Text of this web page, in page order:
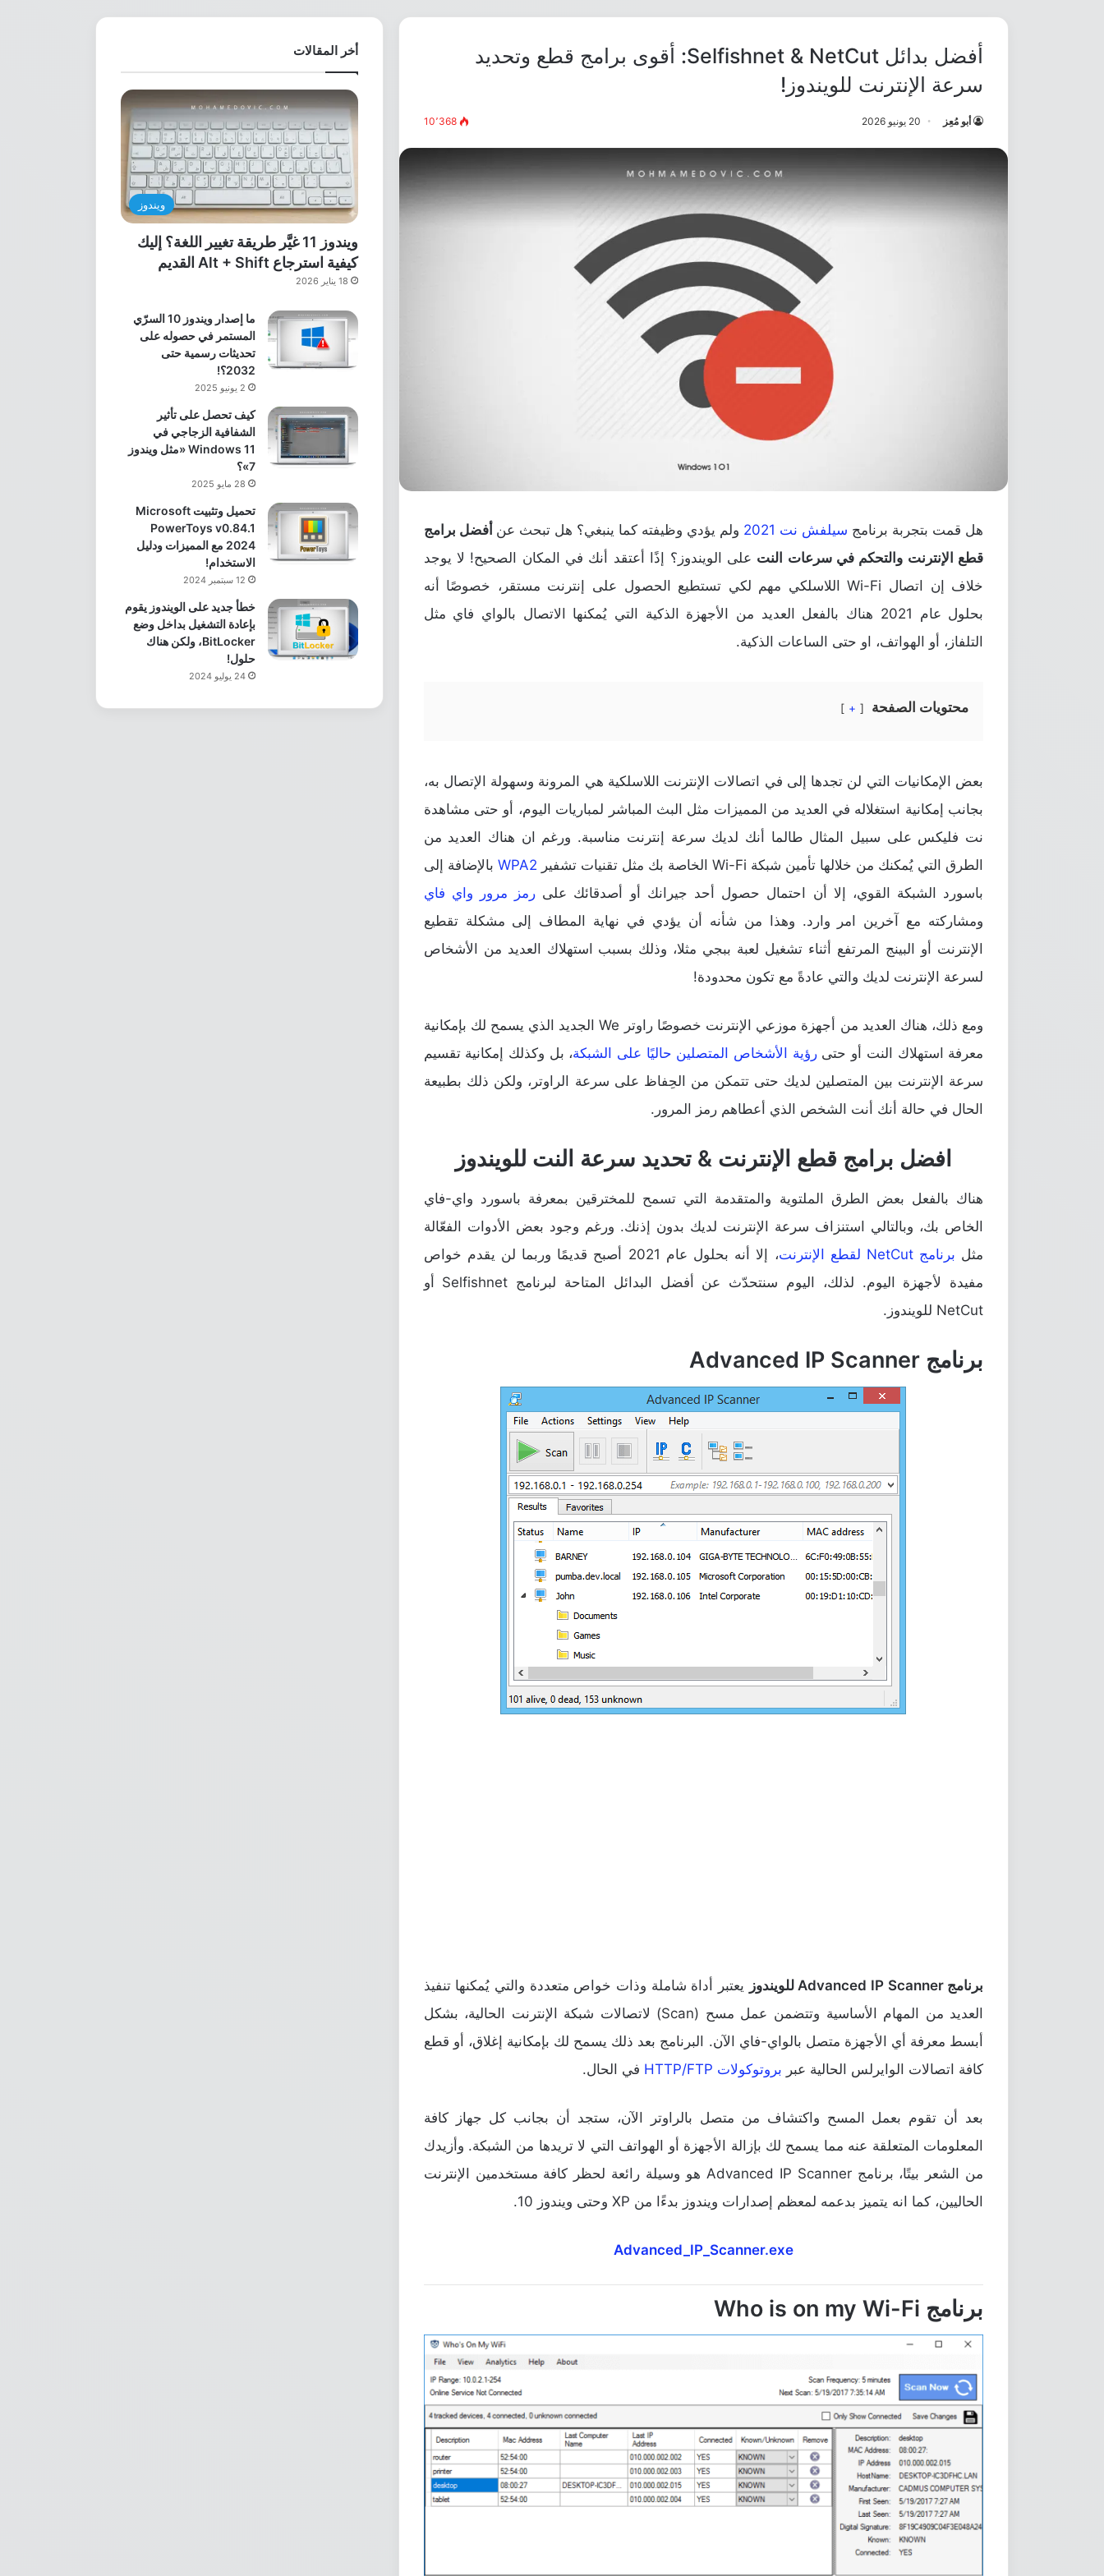
أفضل بدائل Selfishnet & NetCut: أقوى برامج قطع وتحديد
سرعة الإنترنت للويندوز!
أبو مُعِز 20 يونيو 2026 10٬368
هل قمت بتجربة برنامج سيلفش نت 2021 ولم يؤدي وظيفته كما ينبغي؟ هل تبحث عن أفضل برامج
قطع الإنترنت والتحكم في سرعات النت على الويندوز؟ إذًا أعتقد أنك في المكان الصحيح! لا يوجد
خلاف إن اتصال Wi-Fi اللاسلكي مهم لكي تستطيع الحصول على إنترنت مستقر، خصوصًا أنه
بحلول عام 2021 هناك بالفعل العديد من الأجهزة الذكية التي يُمكنها الاتصال بالواي فاي مثل
التلفاز، أو الهواتف، او حتى الساعات الذكية.
محتويات الصفحة +
بعض الإمكانيات التي لن تجدها إلى في اتصالات الإنترنت اللاسلكية هي المرونة وسهولة الإتصال به،
بجانب إمكانية استغلاله في العديد من المميزات مثل البث المباشر لمباريات اليوم، أو حتى مشاهدة
نت فليكس على سبيل المثال طالما أنك لديك سرعة إنترنت مناسبة. ورغم ان هناك العديد من
الطرق التي يُمكنك من خلالها تأمين شبكة Wi-Fi الخاصة بك مثل تقنيات تشفير
WPA2 بالإضافة إلى
باسورد الشبكة القوي، إلا أن احتمال حصول أحد جيرانك أو أصدقائك على رمز مرور واي فاي
ومشاركته مع آخرين امر وارد. وهذا من شأنه أن يؤدي في نهاية المطاف إلى مشكلة تقطيع
الإنترنت أو البينج المرتفع أثناء تشغيل لعبة ببجي مثلا، وذلك بسبب استهلاك العديد من الأشخاص
لسرعة الإنترنت لديك والتي عادةً مع تكون محدودة!
ومع ذلك، هناك العديد من أجهزة موزعي الإنترنت خصوصًاراوتر We
الجديد الذي يسمح لك بإمكانية
معرفة استهلاك النت أو حتىرؤية الأشخاص المتصلين حاليًا على الشبكة، بل وكذلك إمكانية تقسيم
سرعة الإنترنت بين المتصلين لديك حتى تتمكن من الحِفاظ على سرعة الراوتر، ولكن ذلك بطبيعة
الحال في حالة أنك أنت الشخص الذي أعطاهم رمز المرور.
افضل برامج قطع الإنترنت & تحديد سرعة النت للويندوز
هناك بالفعل بعض الطرق الملتوية والمتقدمة التي تسمح للمخترقين بمعرفة باسورد واي-فاي
الخاص بك، وبالتالي استنزاف سرعة الإنترنت لديك بدون إذنك. ورغم وجود بعض الأدوات الفعّالة
مثل برنامج NetCut لقطع الإنترنت
، إلا أنه بحلول عام 2021 أصبح قديمًا وربما لن يقدم خواص
مفيدة لأجهزة اليوم. لذلك، اليوم سنتحدّث عن أفضل البدائل المتاحة لبرنامج Selfishnet أو
NetCut للويندوز.
برنامج Advanced IP Scanner
برنامج Advanced IP Scanner للويندوز
يعتبر أداة شاملة وذات خواص متعددة والتي يُمكنها تنفيذ
العديد من المهام الأساسية وتتضمن عمل مسح (Scan) لاتصالات شبكة الإنترنت الحالية، بشكل
أبسط معرفة أي الأجهزة متصل بالواي-فاي الآن. البرنامج بعد ذلك يسمح لك بإمكانية إغلاق، أو قطع
كافة اتصالات الوايرلس الحالية عبر بروتوكولات HTTP/FTP في الحال.
بعد أن تقوم بعمل المسح واكتشاف من متصل بالراوتر الآن، ستجد أن بجانب كل جهاز كافة
المعلومات المتعلقة عنه مما يسمح لك بإزالة الأجهزة أو الهواتف التي لا تريدها من الشبكة. وأزيدك
من الشعر بيتًا، برنامج Advanced IP Scanner هو وسيلة رائعة لحظر كافة مستخدمين الإنترنت
الحاليين، كما انه يتميز بدعمه لمعظم إصدارات ويندوز بدءًا من XP وحتى ويندوز 10.
Advanced_IP_Scanner.exe
برنامج Who is on my Wi-Fi
أخر المقالات
ويندوز
ويندوز 11 غيَّر طريقة تغيير اللغة؟ إليك
كيفية استرجاع Alt + Shift القديم
18 يناير 2026
ما إصدار ويندوز 10 السرّي
المستمر في حصوله على
تحديثات رسمية حتى
2032؟!
2 يونيو 2025
كيف تحصل على تأثير
الشفافية الزجاجي في
Windows 11 «مثل ويندوز
7»؟
28 مايو 2025
تحميل وتثبيت Microsoft
PowerToys v0.84.1
2024 مع المميزات ودليل
الاستخدام!
12 سبتمبر 2024
خطأ جديد على الويندوز يقوم
بإعادة التشغيل بداخل وضع
BitLocker، ولكن هناك
حلول!
24 يوليو 2024